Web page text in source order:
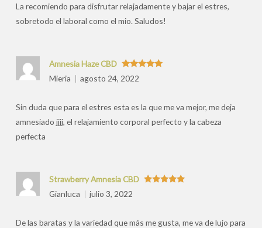
La recomiendo para disfrutar relajadamente y bajar el estres,
sobretodo el laboral como el mio. Saludos!
Valorado
con5
Amnesia Haze CBD
Mieria
agosto 24, 2022
Sin duda que para el estres esta es la que me va mejor, me deja
amnesiado jjjj, el relajamiento corporal perfecto y la cabeza
perfecta
Strawberry Amnesia CBD
Gianluca
julio 3, 2022
De las baratas y la variedad que más me gusta, me va de lujo para